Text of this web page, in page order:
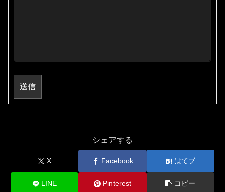
送信
シェアする
X Facebook はてブ
LINE Pinterest コピー